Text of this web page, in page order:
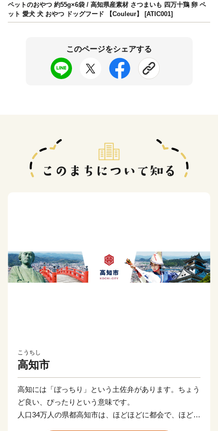
ペットのおやつ 約55g×6袋 / 高知県産素材 さつまいも 四万十鶏 卵 ペ
ット 愛犬 犬 おやつ ドッグフード 【Couleur】 [ATIC001]
このページをシェアする
こうちし
高知市
高知には「ぼっちり」という土佐弁があります。ちょう
ど良い、ぴったりという意味です。
人口34万人の県都高知市は、ほどほどに都会で、ほどよ